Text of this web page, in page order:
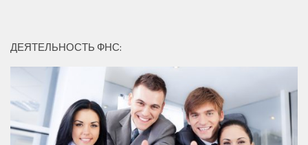
ДЕЯТЕЛЬНОСТЬ ФНС: